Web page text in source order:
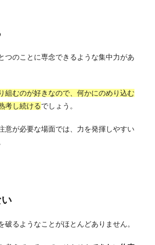
つのことに専念できるような集中力があ
組むのが好きなので、何かにのめり込む
考し続けるでしょう。
意が必要な場面では、力を発揮しやすい
破るようなことがほとんどありません。